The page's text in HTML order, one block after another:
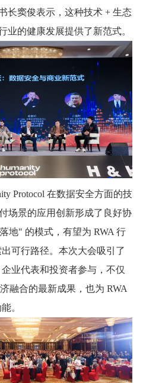
长窦俊表示，这种技术 + 生态
业的健康发展提供了新范式。
Protocol 在数据安全方面的技
场景的应用创新形成了良好协
地" 的模式，有望为 RWA 行
可行路径。本次大会吸引了
业代表和投资者参与，不仅
融合的最新成果，也为 RWA
。